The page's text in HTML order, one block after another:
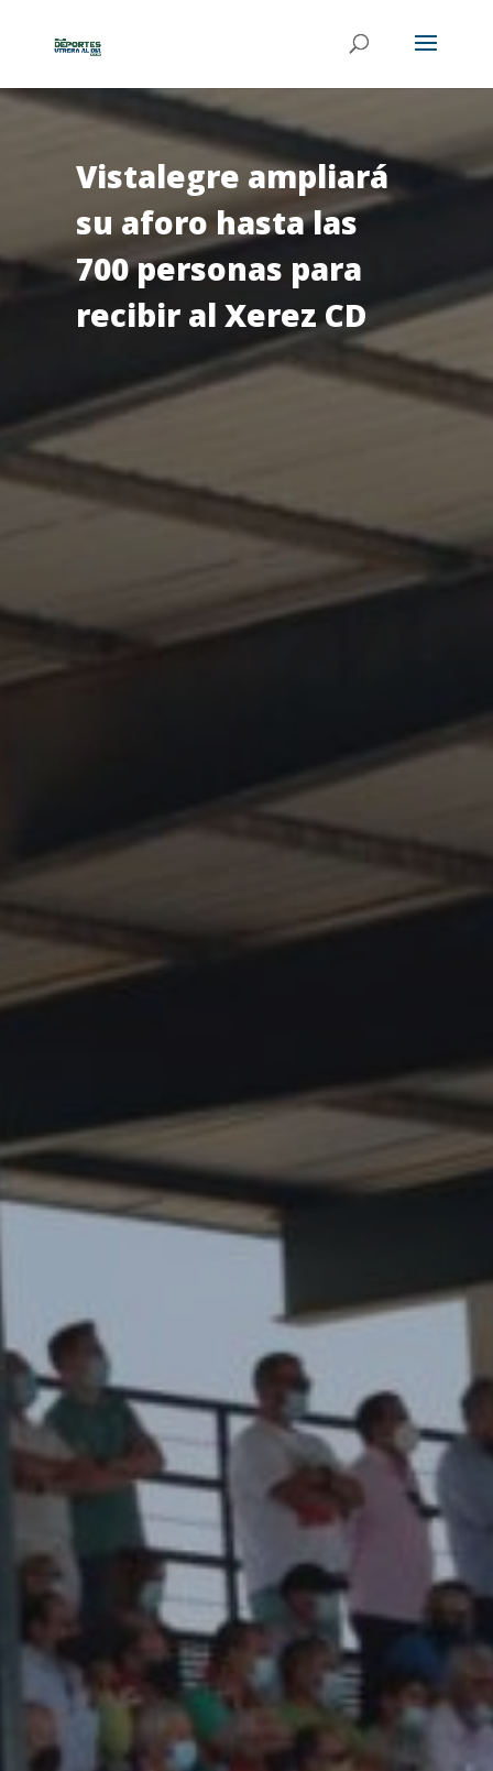
Vistalegre ampliará
su aforo hasta las
700 personas para
recibir al Xerez CD